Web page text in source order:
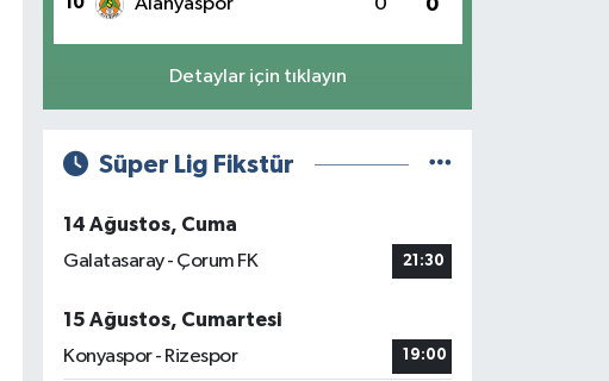
Detaylar için tıklayın
Süper Lig Fikstür
14 Ağustos, Cuma
Galatasaray - Çorum FK
21:30
15 Ağustos, Cumartesi
Konyaspor - Rizespor
19:00